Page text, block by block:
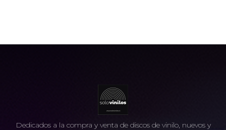
Dedicados a la compra y venta de discos de vinilo, nuevos y